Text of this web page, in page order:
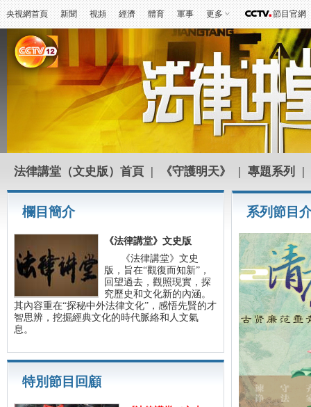
央視網首頁 新聞 視頻 經濟 體育 軍事 更多 節目官網
法律講堂（文史版）首頁 | 《守護明天》 | 專題系列 |
欄目簡介
《法律講堂》文史版
《法律講堂》文史
版，旨在“觀復而知新”，
回望過去，觀照現實，探
究歷史和文化新的內涵。
其內容重在“探秘中外法律文化”，感悟先賢的才
智思辨，挖掘經典文化的時代脈絡和人文氣
息。
特別節目回顧
系列節目